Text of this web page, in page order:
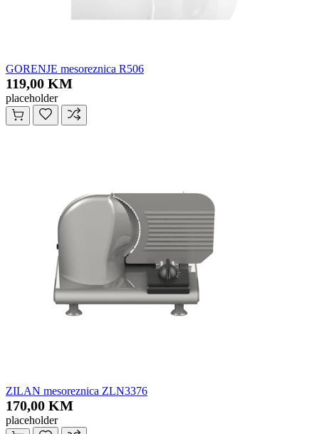
GORENJE mesoreznica R506
119,00 KM
placeholder
ZILAN mesoreznica ZLN3376
170,00 KM
placeholder